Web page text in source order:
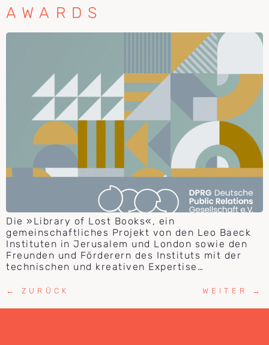
AWARDS
Die »Library of Lost Books«, ein
gemeinschaftliches Projekt von den Leo Baeck
Instituten in Jerusalem und London sowie den
Freunden und Förderern des Instituts mit der
technischen und kreativen Expertise…
← ZURÜCK WEITER →